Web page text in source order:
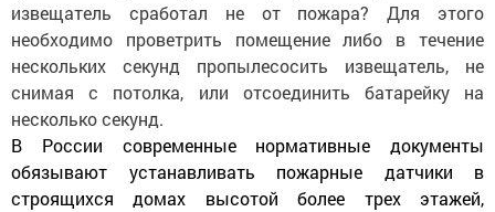
извещатель сработал не от пожара? Для этого
необходимо проветрить помещение либо в течение
нескольких секунд пропылесосить извещатель, не
снимая с потолка, или отсоединить батарейку на
несколько секунд.
В России современные нормативные документы
обязывают устанавливать пожарные датчики в
строящихся домах высотой более трех этажей,